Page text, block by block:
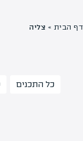
דף הבית » צליה
כל התכנים